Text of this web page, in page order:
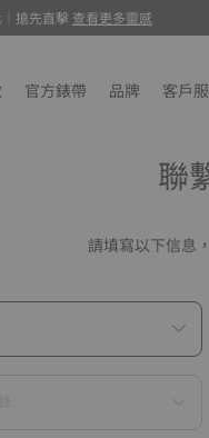
搶先直擊 查看更多靈感
官方錶帶 品牌 客戶
聯
請填寫以下信息